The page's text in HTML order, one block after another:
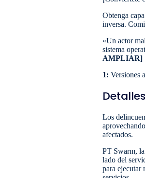
Obtenga
inversa.
«Un actor
sistema
AMPLIAR]
1: Versiones
Los
afectados.
PT Swarm,
lado del
para ejecutar